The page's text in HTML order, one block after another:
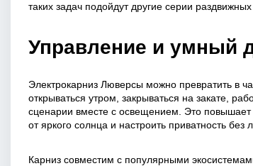
таких задач подойдут другие серии
Управление и умный
Электрокарниз Люверсы можно превратить в
открываться утром, закрываться на закате,
сценарии вместе с освещением. Это
от яркого солнца и настроить приватность без
Карниз совместим с популярными